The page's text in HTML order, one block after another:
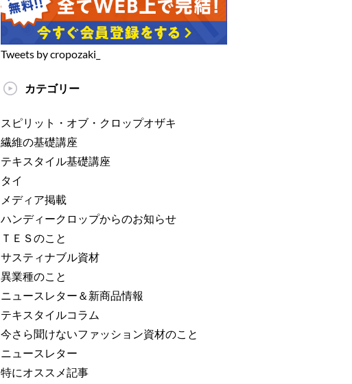
Tweets by cropozaki_
カテゴリー
スピリット・オブ・クロップオザキ
繊維の基礎講座
テキスタイル基礎講座
タイ
メディア掲載
ハンディークロップからのお知らせ
ＴＥＳのこと
サスティナブル資材
異業種のこと
ニュースレター＆新商品情報
テキスタイルコラム
今さら聞けないファッション資材のこと
ニュースレター
特にオススメ記事